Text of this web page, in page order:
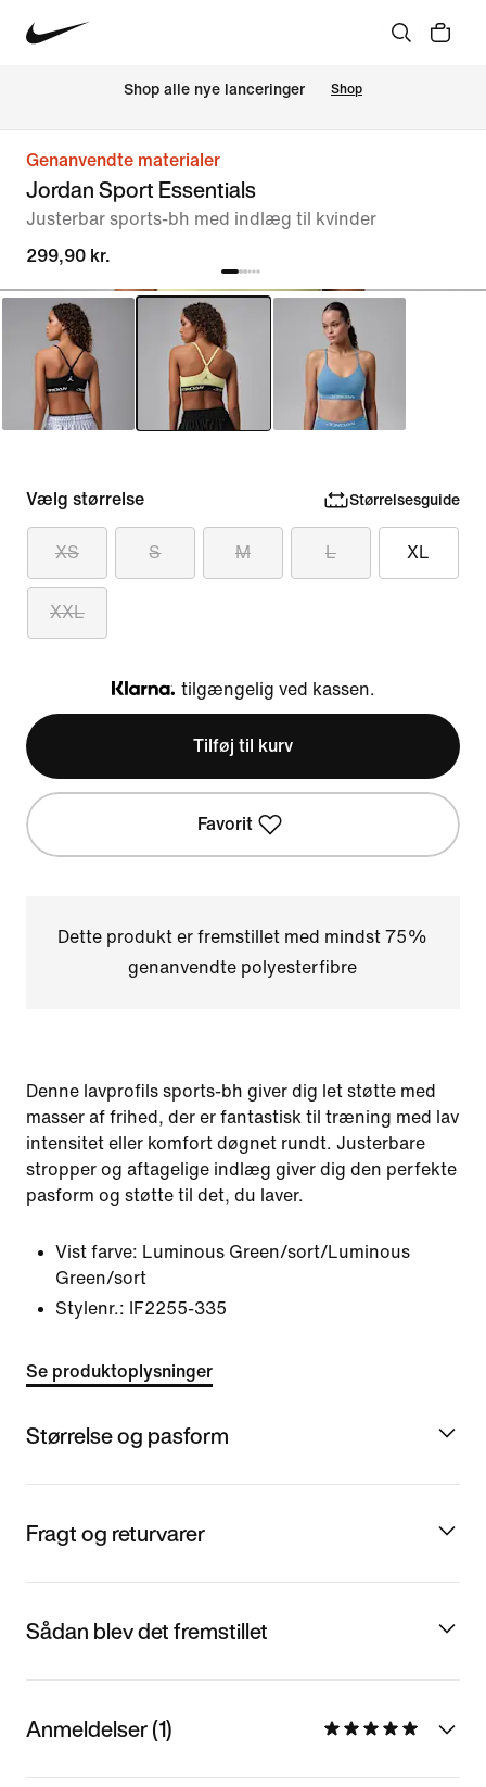
Shop alle nye lanceringer Shop
Genanvendte materialer
Jordan Sport Essentials
Justerbar sports-bh med indlæg til kvinder
299,90 kr.
Vælg størrelse Størrelsesguide
XS S M L XL
XXL
Klarna
tilgængelig ved kassen.
Tilføj til kurv
Favorit
Dette produkt er fremstillet med mindst 75%
genanvendte polyesterfibre
Denne lavprofils sports-bh giver dig let støtte med
masser af frihed, der er fantastisk til træning med lav
intensitet eller komfort døgnet rundt. Justerbare
stropper og aftagelige indlæg giver dig den perfekte
pasform og støtte til det, du laver.
Vist farve: Luminous Green/sort/Luminous
Green/sort
Stylenr.:
IF2255-335
Se produktoplysninger
Størrelse og pasform
Fragt og returvarer
Sådan blev det fremstillet
Anmeldelser (1)